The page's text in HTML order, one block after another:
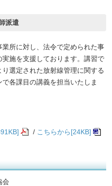
派遣
所に対し、法令で定められた事
施を支援しております。講習で
選定された放射線管理に関する
各課目の講義を担当いたしま
/ こちらから[24KB]
会